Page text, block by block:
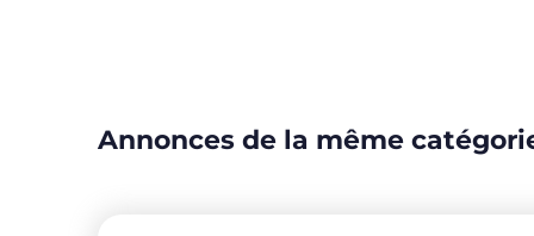
Annonces de la même